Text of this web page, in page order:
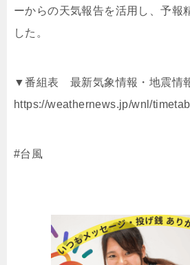
ーからの天気報告を活用し、予報
した。
▼番組表 最新気象情報・地震情
https://weathernews.jp/wnl/
#台風